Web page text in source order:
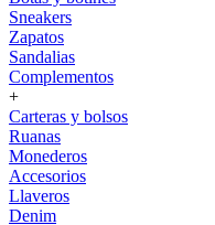
Sneakers
Zapatos
Sandalias
Complementos
+
Carteras y bolsos
Ruanas
Monederos
Accesorios
Llaveros
Denim